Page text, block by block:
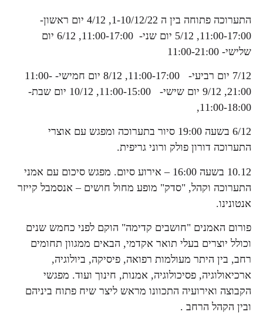
התערוכה פתוחה בין ה 1-10/12/22, 4/12 יום ראשון-
11:00-17:00, 5/12 יום שני- 11:00-17:00, 6/12 יום
שלישי- 11:00-21:00
7/12 יום רביעי- 11:00-17:00, 8/12 יום חמישי- 11:00-
21:00, 9/12 יום שישי- 11:00-15:00, 10/12 יום שבת-
11:00-18:00,
6/12 בשעה 19:00 סיור בתערוכה ומפגש עם אוצרי
התערוכה דורון פולק ורוני גריפית.
10.12 בשעה 16:00 – אירוע סיום. מפגש סיכום עם אמני
התערוכה וקהל, "סדק" מופע מחול חושים – אנסמבל קייזר
אנטונינו.
פורום האמנים "חושבים קדימה" הוקם לפני כחמש שנים
וכולל יוצרים בעלי תואר אקדמי, הבאים ממגוון תחומים
רחב, בין היתר מעולמות רפואה, פיסיקה, ביולוגיה,
ארכיאולוגיה, פסיכולוגיה, אמנות, חינוך ועוד. מפגשי
הקבוצה ואירועיה התכוונו מראש ליצר שיח פתוח ביניהם
ובין הקהל הרחב .